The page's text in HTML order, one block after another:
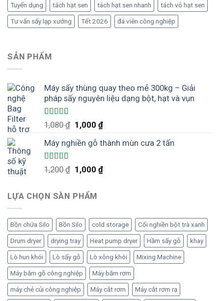
Tuyển dụng tách hạt sen tách hạt sen nhanh tách vỏ hạt sen
Tư vấn sấy lạp xưởng Tết 2026 đá viên công nghiệp
SẢN PHẨM
Máy sấy thùng quay theo mẻ 300kg – Giải
pháp sấy nguyên liệu dạng bột, hạt và vụn
Được xếp
hạng
5.00
5
sao
1,080₫ Giá
là:
1,000₫Giá
tại
1,000 ₫.
Máy nghiền gỗ thành mùn cưa 2 tấn
Được xếp
hạng
5.00
5
1,200₫ Giá
1,200 ₫.
1,000₫Giá
LỰA CHỌN SÀN PHẨM
Bồn chứa Silo Bồn Silo cold storage Cối nghiền bột trà xanh
Drum dryer drying tray Heat pump dryer Hầm sấy gỗ khay
Lò hun khói Lò sấy gỗ Lò xông khói Mixing Machine
Máy băm gỗ công nghiệp Máy băm rơm
máy chẻ củi công nghiệp Máy cắt rơm Máy cắt rơm rạ